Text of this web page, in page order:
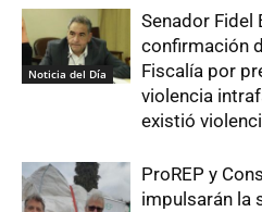
Noticia del Día
Senador Fidel
confirmación
Fiscalía por
violencia
existió
ProREP y
impulsarán la